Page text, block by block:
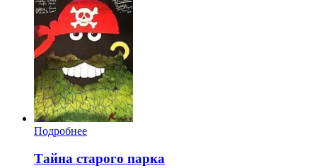
Подробнее
Тайна старого парка